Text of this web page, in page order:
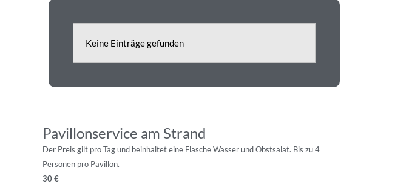
Keine Einträge gefunden
Pavillonservice am Strand
Der Preis gilt pro Tag und beinhaltet eine Flasche Wasser und Obstsalat. Bis zu 4
Personen pro Pavillon.
30 €